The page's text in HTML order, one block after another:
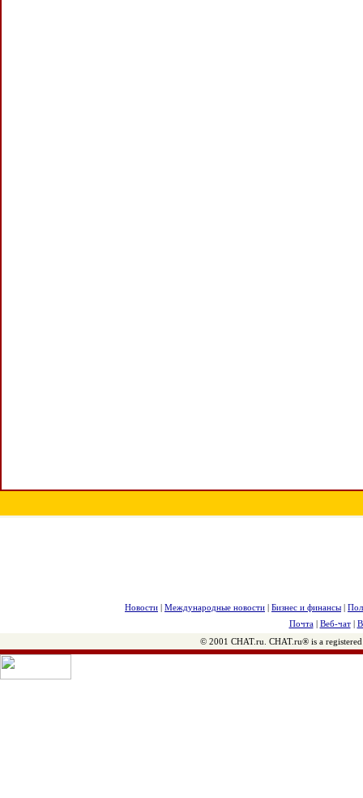
Новости | Международные новости | Бизнес и финансы |
Почта| Веб-чат|
© 2001 CHAT.ru. CHAT.ru® is a